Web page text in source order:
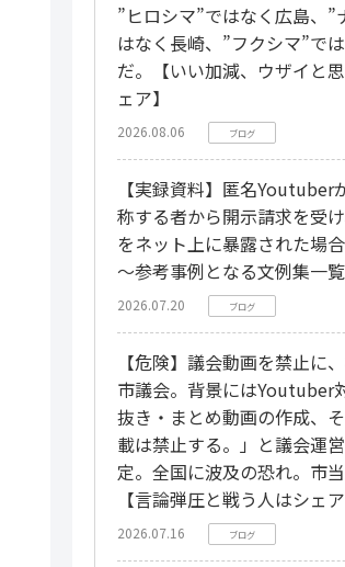
”ヒロシマ”ではなく広島、”
はなく長崎、”フクシマ”で
だ。【いい加減、ウザイと
ェア】
2026.08.06 ブログ
【実録資料】匿名Youtuber
称する者から開示請求を受
をネット上に暴露された場
～参考事例となる文例集一覧
2026.07.20 ブログ
【危険】議会動画を禁止に
市議会。背景にはYoutuber
抜き・まとめ動画の作成、
載は禁止する。」と議会運
定。全国に波及の恐れ。市
【言論弾圧と戦う人はシェア
2026.07.16 ブログ